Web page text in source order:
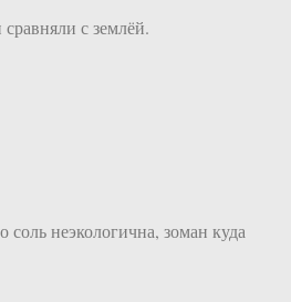
с землёй.
неэкологична, зоман куда